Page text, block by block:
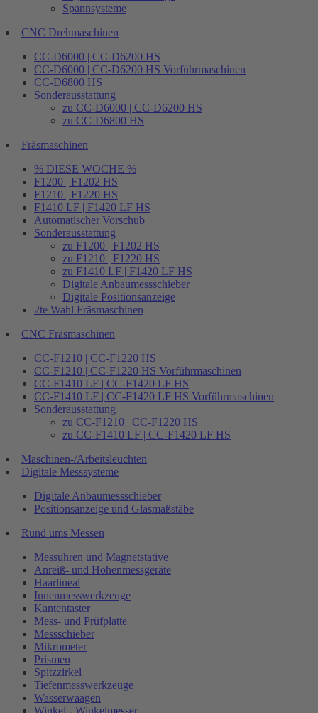
Spannsysteme
CNC Drehmaschinen
CC-D6000 | CC-D6200 HS
CC-D6000 | CC-D6200 HS Vorführmaschinen
CC-D6800 HS
Sonderausstattung
zu CC-D6000 | CC-D6200 HS
zu CC-D6800 HS
Fräsmaschinen
% DIESE WOCHE %
F1200 | F1202 HS
F1210 | F1220 HS
F1410 LF | F1420 LF HS
Automatischer Vorschub
Sonderausstattung
zu F1200 | F1202 HS
zu F1210 | F1220 HS
zu F1410 LF | F1420 LF HS
Digitale Anbaumessschieber
Digitale Positionsanzeige
2te Wahl Fräsmaschinen
CNC Fräsmaschinen
CC-F1210 | CC-F1220 HS
CC-F1210 | CC-F1220 HS Vorführmaschinen
CC-F1410 LF | CC-F1420 LF HS
CC-F1410 LF | CC-F1420 LF HS Vorführmaschinen
Sonderausstattung
zu CC-F1210 | CC-F1220 HS
zu CC-F1410 LF | CC-F1420 LF HS
Maschinen-/Arbeitsleuchten
Digitale Messsysteme
Digitale Anbaumessschieber
Positionsanzeige und Glasmaßstäbe
Rund ums Messen
Messuhren und Magnetstative
Anreiß- und Höhenmessgeräte
Haarlineal
Innenmesswerkzeuge
Kantentaster
Mess- und Prüfplatte
Messschieber
Mikrometer
Prismen
Spitzzirkel
Tiefenmesswerkzeuge
Wasserwaagen
Winkel - Winkelmesser